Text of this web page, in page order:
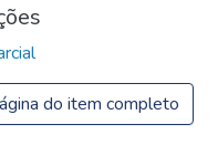
do item completo